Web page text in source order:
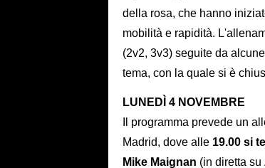
della rosa, che hanno
mobilità e rapidità.
(2v2, 3v3) seguite da
tema, con la quale si è
LUNEDÌ 4 NOVEMBRE
Il programma prevede un
Madrid, dove alle 19.00 si
Mike Maignan (in diretta